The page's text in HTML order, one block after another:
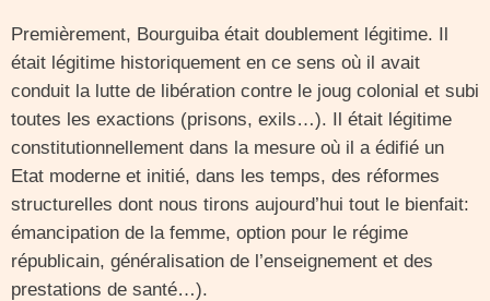
Premièrement, Bourguiba était doublement légitime. Il
était légitime historiquement en ce sens où il avait
conduit la lutte de libération contre le joug colonial et subi
toutes les exactions (prisons, exils…). Il était légitime
constitutionnellement dans la mesure où il a édifié un
Etat moderne et initié, dans les temps, des réformes
structurelles dont nous tirons aujourd’hui tout le bienfait:
émancipation de la femme, option pour le régime
républicain, généralisation de l’enseignement et des
prestations de santé…).